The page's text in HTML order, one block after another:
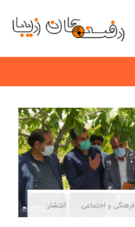
فرهنگی و اجتماعی
انتشار: